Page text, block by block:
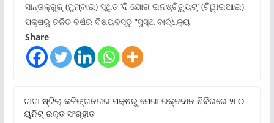
ସାନ୍ତାକ୍ରୁଜ୍ (ମୁମ୍ବାଇ) ସ୍ଥିତ ‘ଦି ଯୋଗ ଇନଷ୍ଟିଚ୍ୟୁଟ୍‌’ (ଟିୱାଇଆଇ),
ପକ୍ଷରୁ ଚଳିତ ବର୍ଷର ବିଷୟବସ୍ତୁ “ସୁସ୍ଥ ବାର୍ଦ୍ଧକ୍ୟ
Share
ଟାଟା ଷ୍ଟିଲ୍‌ କଳିଙ୍ଗନଗର ପକ୍ଷରୁ ମେଗା ରକ୍ତଦାନ ଶିବିରରେ ୨୮୦
ୟୁନିଟ୍‌ ରକ୍ତ ସଂଗୃହୀତ